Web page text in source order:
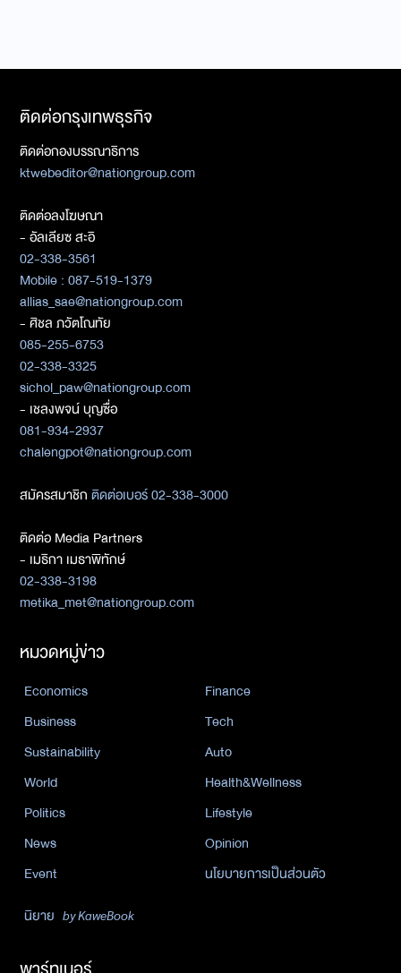
ติดต่อกรุงเทพธุรกิจ
ติดต่อกองบรรณาธิการ
ktwebeditor@nationgroup.com
ติดต่อลงโฆษณา
- อัลเลียซ สะอิ
02-338-3561
Mobile : 087-519-1379
allias_sae@nationgroup.com
- ศิชล ภวัตโณทัย
085-255-6753
02-338-3325
sichol_paw@nationgroup.com
- เชลงพจน์ บุญซื่อ
081-934-2937
chalengpot@nationgroup.com
สมัครสมาชิกติดต่อเบอร์ 02-338-3000
ติดต่อ Media Partners
- เมธิกา เมธาพิทักษ์
02-338-3198
metika_met@nationgroup.com
หมวดหมู่ข่าว
Economics
Finance
Business
Tech
Sustainability
Auto
World
Health&Wellness
Politics
Lifestyle
News
Opinion
Event
นโยบายการเป็นส่วนตัว
นิยาย by KaweBook